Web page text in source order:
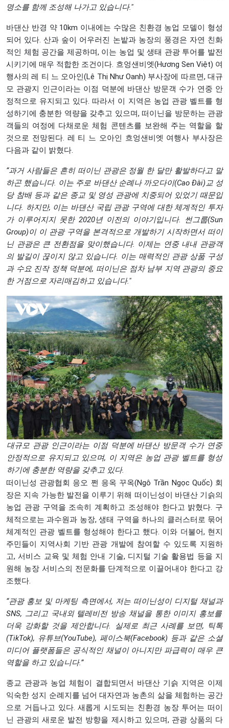
명소를 함께 조성해 나가고 있습니다."
바댄산 반경 약 10km 이내에는 수많은 친환경 농업 모델이 형성
되어 있다. 산과 숲이 어우러진 논밭과 농장의 풍경은 자연 친화
적인 체험 공간을 제공하며, 이는 농업 및 생태 관광 투어를 발전
시키기에 매우 적합한 조건이다. 흐엉샌비엣(Hương Sen Việt) 여
행사의 레 티 느 오아인(Lê Thị Như Oanh) 부사장에 따르면, 대규
모 관광지 인근이라는 이점 덕분에 바댄산 방문객 수가 연중 안
정적으로 유지되고 있다. 따라서 이 지역은 농업 관광 벨트를 형
성하기에 충분한 역량을 갖추고 있으며, 떠이닌을 방문하는 관광
객들의 여정에 다채로운 체험 콘텐츠를 보완해 주는 역할을 할
것으로 전망된다. 레 티 느 오아인 흐엉샌비엣 여행사 부사장은
다음과 같이 밝혔다.
“과거 사람들은 흔히 떠이닌 관광은 정월 한 달만 활발하다고 말
하곤 했습니다. 이는 주로 바댄산 순례나 까오다이(Cao Đài)교 성
당 참배 등과 같은 종교 및 영성 관광에 치중되어 있었기 때문입
니다. 하지만, 이는 바댄산 국립 관광 구역에 대한 체계적인 투자
가 이루어지지 못한2020년 이전의 이야기입니다. 썬그룹(Sun
Group)이 이 관광 구역을 본격적으로 개발하기 시작하면서 떠이
닌 관광은 큰 전환점을 맞이했습니다. 이제는 연중 내내 관광객
의 발길이 끊이지 않고 있습니다. 이는 매력적인 관광 상품 구성
과 수요 진작 정책 덕분에, 떠이닌은 점차 남부 지역 관광의 중요
한 거점으로 자리매김하고 있습니다."
대규모 관광 인근이라는 이점 덕분에 바댄산 방문객 수가 연중
안정적으로 유지되고 있으며, 이 지역은 농업 관광 벨트를 형성
하기에 충분한 역량을 갖추고 있다.
떠이닌성 관광협회 응오 쩐 응옥 꾸옥(Ngô Trần Ngọc Quốc) 회
장은 지속 가능한 발전을 이루기 위해 떠이닌성이 바댄산 기슭의
농업 관광 구역을 조속히 계획하고 조성해야 한다고 밝혔다. 구
체적으로는 과수원과 농장, 생태 구역을 하나의 클러스터로 묶어
체계적인 관광 벨트를 형성해야 한다고 했다. 이와 더불어, 현지
주민들이 지역사회 기반 관광 개발에 참여할 수 있도록 지원하
고, 서비스 교육 및 체험 안내 기술, 디지털 기술 활용법 등을 지
원해 농장 서비스의 전문화를 단계적으로 이끌어내야 한다고 강
조했다.
“관광 홍보 및 마케팅 측면에서, 저는 떠이닌성이 디지털 채널과
SNS, 그리고 국내외 텔레비전 방송 채널을 통한 이미지 홍보를
더욱 강화할 것을 제안합니다. 실제로 최근 사례를 보면, 틱톡
(TikTok), 유튜브(YouTube), 페이스북(Facebook) 등과 같은 소셜
미디어 플랫폼들은 공식적인 채널이 아니지만 파급력이 매우 큰
역할을 하고 있습니다.”
종교 관광과 농업 체험이 결합되면서 바댄산 기슭 지역은 이제
익숙한 성지 순례지를 넘어 대자연과 농촌의 삶을 체험하는 공간
으로 거듭나고 있다. 새롭게 시도되는 친환경 농장 투어는 떠이
닌 관광의 새로운 발전 방향을 제시하고 있으며, 관광 상품의 다